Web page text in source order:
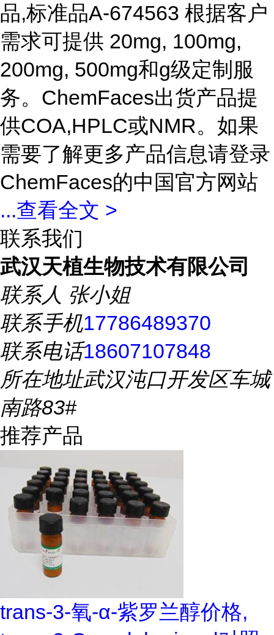
品,标准品A-674563 根据客户
需求可提供 20mg, 100mg,
200mg, 500mg和g级定制服
务。ChemFaces出货产品提
供COA,HPLC或NMR。如果
需要了解更多产品信息请登录
ChemFaces的中国官方网站
...查看全文 >
联系我们
武汉天植生物技术有限公司
联系人 张小姐
联系手机17786489370
联系电话18607107848
所在地址武汉沌口开发区车城
南路83#
推荐产品
trans-3-氧-α-紫罗兰醇价格,